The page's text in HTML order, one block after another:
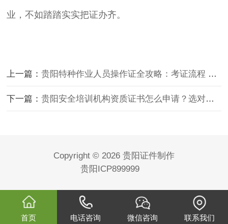
业，不如踏踏实实把证办齐。
上一篇：贵阳特种作业人员操作证全攻略：考证流程 材料清单，一篇搞定！
下一篇：贵阳安全培训机构资质证书怎么申请？选对机构能省一大半麻烦
Copyright © 2026 贵阳证件制作
贵阳ICP899999
首页 电话咨询 微信咨询 联系我们